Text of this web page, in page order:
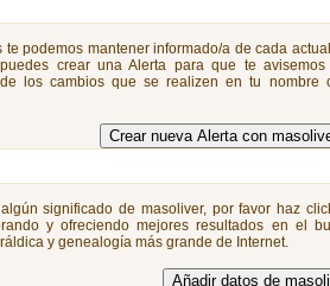
te podemos mantener informado/a de cada
crear una Alerta para que te
los cambios que se realizen en tu
significado de masoliver, por favor haz
y ofreciendo mejores resultados en el
y genealogía más grande de Internet.